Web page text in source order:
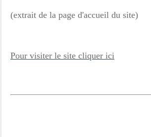
(extrait de la page d'accueil du site)
Pour visiter le site cliquer ici